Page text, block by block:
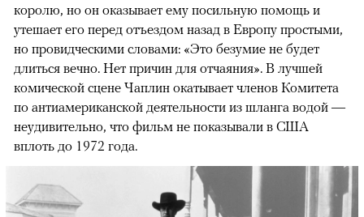
королю, но он оказывает ему посильную помощь и
утешает его перед отъездом назад в Европу простыми,
но провидческими словами: «Это безумие не будет
длиться вечно. Нет причин для отчаяния». В лучшей
комической сцене Чаплин окатывает членов Комитета
по антиамериканской деятельности из шланга водой —
неудивительно, что фильм не показывали в США
вплоть до 1972 года.